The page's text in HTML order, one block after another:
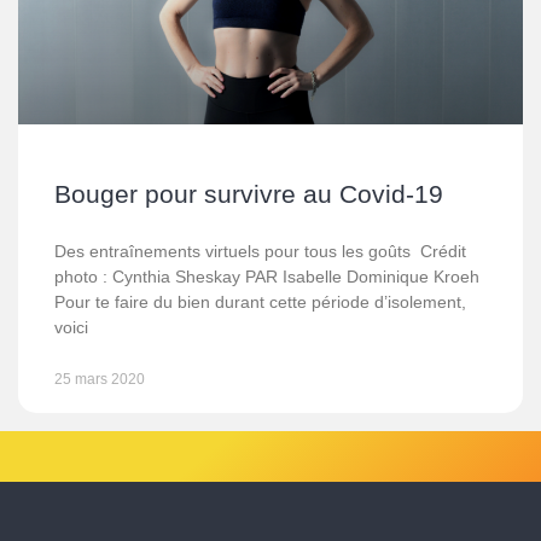
Bouger pour survivre au Covid-19
Des entraînements virtuels pour tous les goûts Crédit
photo : Cynthia Sheskay PAR Isabelle Dominique Kroeh
Pour te faire du bien durant cette période d’isolement,
voici
25 mars 2020